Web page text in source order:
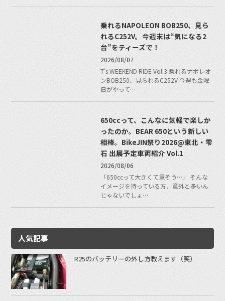
乗れるNAPOLEON BOB250、見ら
れるC252V。今週末は“気になる2
台”をティーズで！
2026/08/07
T's WEEKEND RIDE Vol.3 乗れるナポレオ
ンBOB250、見られるC252V 今週も金曜
日がやって…
650ccって、こんなに気軽で楽しか
ったのか。BEAR 650という新しい
相棒。BikeJIN祭り2026@東北・雫
石 出展予定車両紹介 Vol.1
2026/08/06
「650ccって大きくて重そう…」 そんな
イメージを持っている方、意外と多いん
じゃないでしょ…
人気記事
R25のバッテリーの外し方教えます（笑）